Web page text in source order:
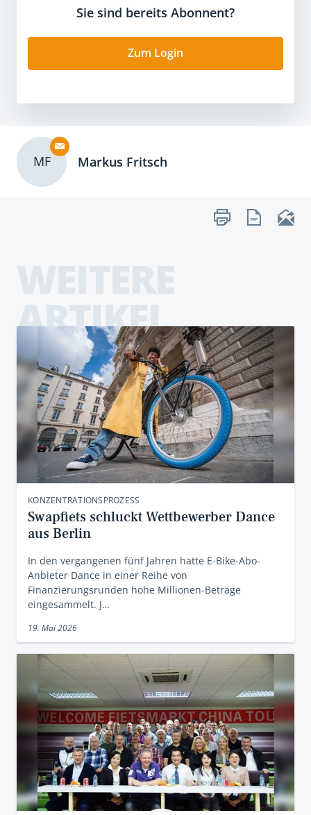
Sie sind bereits Abonnent?
Zum Login
MF Markus Fritsch
ARTIKEL
KONZENTRATIONSPROZESS
Swapfiets schluckt Wettbewerber Dance
aus Berlin
In den vergangenen fünf Jahren hatte E-Bike-Abo-
Anbieter Dance in einer Reihe von
Finanzierungsrunden hohe Millionen-Beträge
eingesammelt. J…
19. Mai 2026